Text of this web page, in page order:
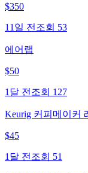
$350
11일 전 조회 53
에어랩
$50
1달 전 조회 127
Keurig 커피메이커
$45
1달 전 조회 51